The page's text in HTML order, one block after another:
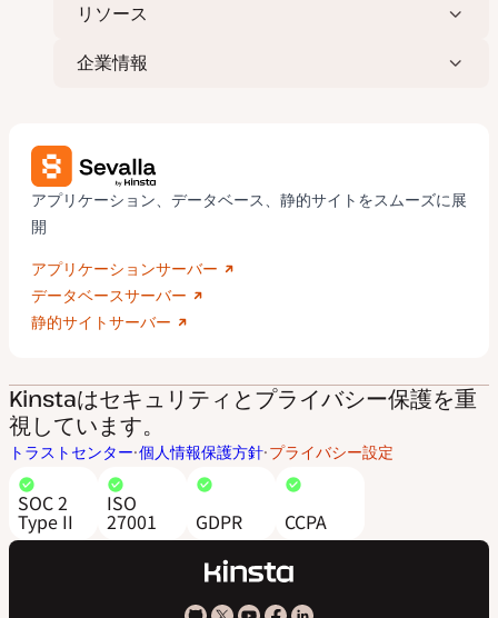
リソース
企業情報
アプリケーション、データベース、静的サイトをスムーズに展
開
アプリケーションサーバー
データベースサーバー
静的サイトサーバー
Kinstaはセキュリティとプライバシー保護を重
視しています。
トラストセンター 個人情報保護方針 プライバシー設定
SOC 2
Type II
ISO
27001 GDPR CCPA